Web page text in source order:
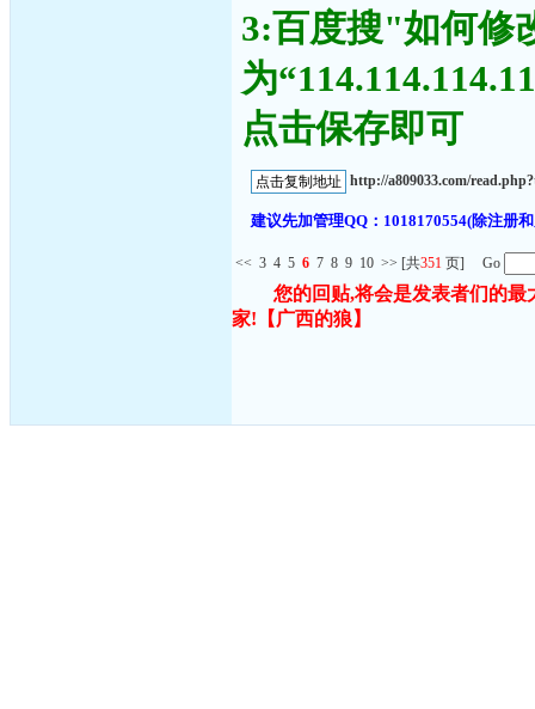
3:百度搜"如何修
为
点击保存即可
http://a809033.com/
建议先加管理QQ：1018170554(除注册
<< 3 4 5 6 7 8 9 10 >> [共351 页] Go
您的回贴,将会是发表者们的
家! 【广西的狼】